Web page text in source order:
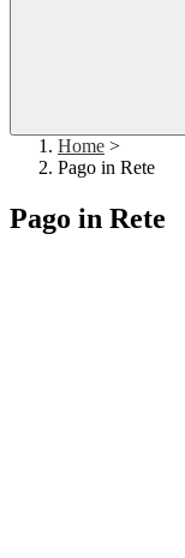
Home >
Pago in Rete
Pago in Rete